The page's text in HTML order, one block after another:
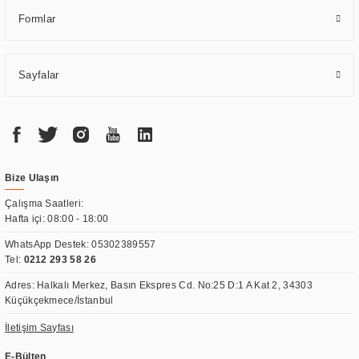
Formlar
Sayfalar
Bize Ulaşın
Çalışma Saatleri:
Hafta içi: 08:00 - 18:00
WhatsApp Destek:05302389557
Tel: 0212 293 58 26
Adres: Halkalı Merkez, Basın Ekspres Cd. No:25 D:1 A Kat 2, 34303
Küçükçekmece/İstanbul
İletişim Sayfası
E-Bülten